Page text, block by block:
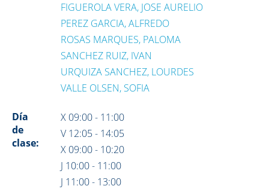
FIGUEROLA VERA, JOSE AURELIO
PEREZ GARCIA, ALFREDO
ROSAS MARQUES, PALOMA
SANCHEZ RUIZ, IVAN
URQUIZA SANCHEZ, LOURDES
VALLE OLSEN, SOFIA
Día
de
clase:
X 09:00 - 11:00
V 12:05 - 14:05
X 09:00 - 10:20
J 10:00 - 11:00
J 11:00 - 13:00